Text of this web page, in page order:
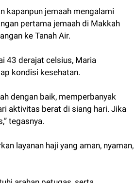
kapanpun jemaah mengalami
pertama jemaah di Makkah
ke Tanah Air.
43 derajat celsius, Maria
kondisi kesehatan.
dengan baik, memperbanyak
aktivitas berat di siang hari. Jika
tegasnya.
layanan haji yang aman, nyaman,